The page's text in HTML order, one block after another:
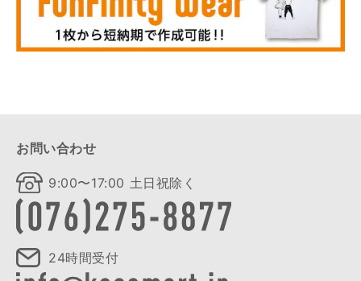
お問い合わせ
9:00〜17:00 土日祝除く
24時間受付